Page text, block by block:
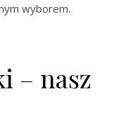
wyborem.
– nasz